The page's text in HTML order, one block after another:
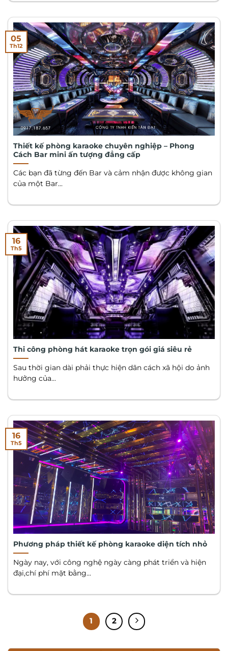
Thiết kế phòng karaoke chuyên nghiệp – Phong
Cách Bar mini ấn tượng đẳng cấp
Các bạn đã từng đến Bar và cảm nhận được không gian
của một Bar...
05
Th12
Thi công phòng hát karaoke trọn gói giá siêu rẻ
Sau thời gian dài phải thực hiện dãn cách xã hội do ảnh
hưởng của...
16
Th5
Phương pháp thiết kế phòng karaoke diện tích nhỏ
Ngày nay, với công nghệ ngày càng phát triển và hiện
đại,chí phí mặt bằng...
16
Th5
1 2